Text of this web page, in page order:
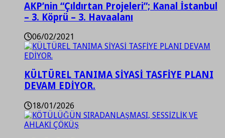
AKP’nin “Çıldırtan Projeleri”; Kanal İstanbul
– 3. Köprü – 3. Havaalanı
06/02/2021
KÜLTÜREL TANIMA SİYASİ TASFİYE PLANI
DEVAM EDİYOR.
18/01/2026